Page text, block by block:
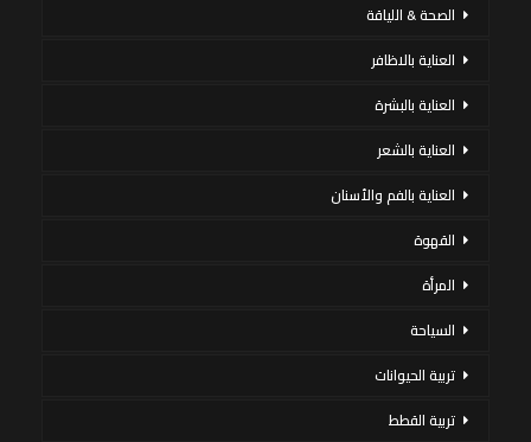
الصحة & اللياقة
العناية بالاظافر
العناية بالبشرة
العناية بالشعر
العناية بالفم والأسنان
القهوة
المرأة
السياحة
تربية الحيوانات
تربية القطط